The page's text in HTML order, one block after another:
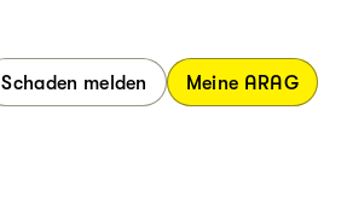
Schaden melden Meine ARAG